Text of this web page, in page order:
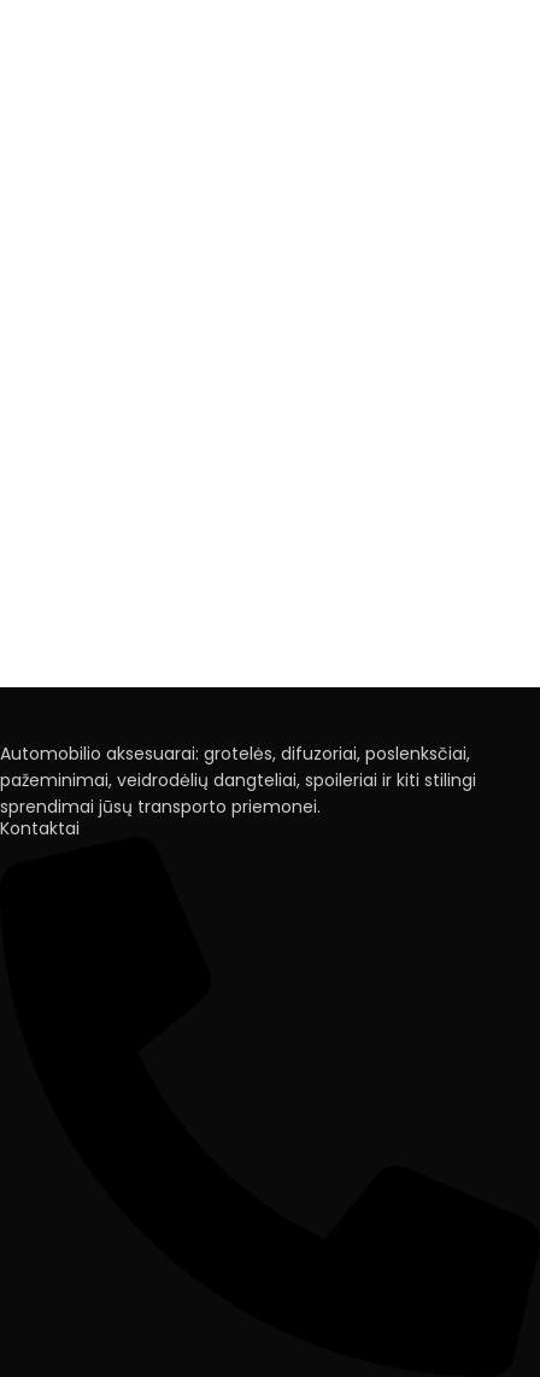
Automobilio aksesuarai: grotelės, difuzoriai, poslenksčiai,
pažeminimai, veidrodėlių dangteliai, spoileriai ir kiti stilingi
sprendimai jūsų transporto priemonei.
Kontaktai